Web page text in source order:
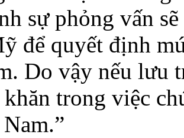
sự phỏng vấn
để quyết định
Do vậy nếu lưu
khăn trong việc